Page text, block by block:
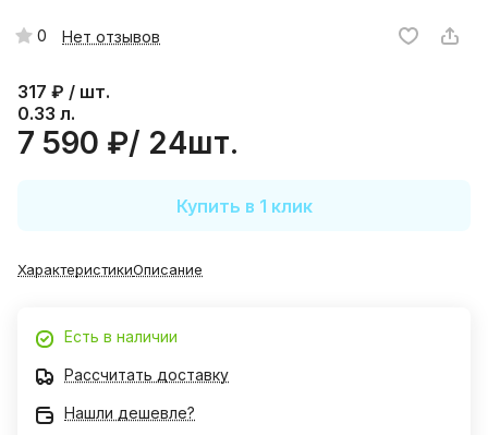
0 Нет отзывов
317 ₽ / шт.
0.33 л.
7 590 ₽/ 24шт.
Купить в 1 клик
ХарактеристикиОписание
Есть в наличии
Рассчитать доставку
Нашли дешевле?